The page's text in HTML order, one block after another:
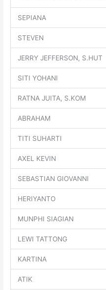
SEPIANA
STEVEN
JERRY JEFFERSON, S.HUT
SITI YOHANI
RATNA JUITA, S.KOM
ABRAHAM
TITI SUHARTI
AXEL KEVIN
SEBASTIAN GIOVANNI
HERIYANTO
MUNPHI SIAGIAN
LEWI TATTONG
KARTINA
ATIK